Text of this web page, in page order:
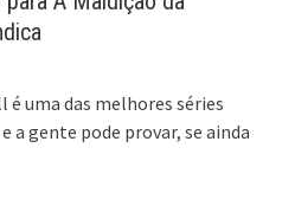
é uma das melhores séries
a gente pode provar, se ainda